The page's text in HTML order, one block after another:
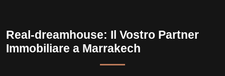
Real-dreamhouse: Il Vostro Partner
Immobiliare a Marrakech